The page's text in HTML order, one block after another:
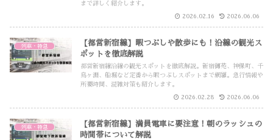
まで詳しく紹介します。
2026.02.16 2026.06.06
列車・特急
【都営新宿線】暇つぶしや散歩にも！沿線の観光ス
ポットを徹底解説
都営新宿線沿線の観光スポットを徹底解説。新宿御苑、神保町、千
鳥ヶ淵、船堀など定番から暇つぶしスポットまで網羅。急行情報や
所要時間、混雑対策も紹介します。
2026.02.28 2026.06.06
列車・特急
【都営新宿線】満員電車に要注意！朝のラッシュの
時間帯について解説